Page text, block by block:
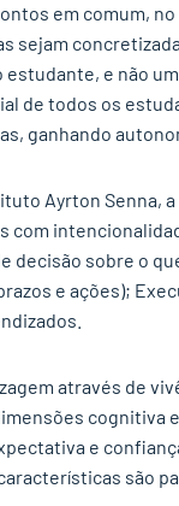
em comum,
sejam
e não
de todos os
ganhando
Ayrton Senna,
com
decisão sobre o
e ações);
através de
cognitiva
e
são